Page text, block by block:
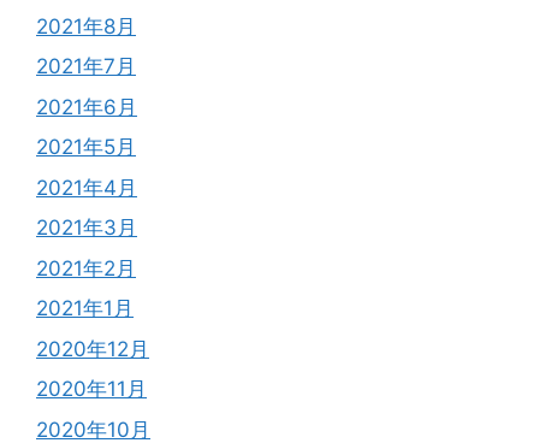
2021年8月
2021年7月
2021年6月
2021年5月
2021年4月
2021年3月
2021年2月
2021年1月
2020年12月
2020年11月
2020年10月